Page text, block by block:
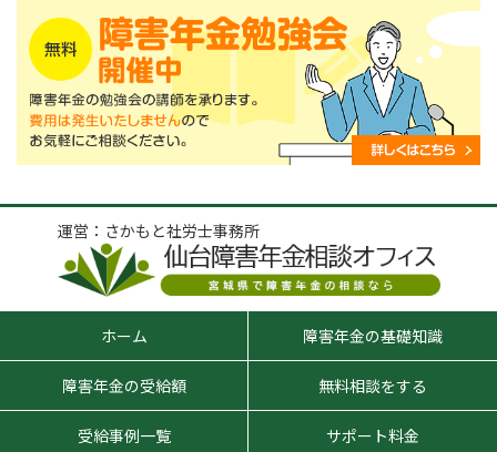
運営：さかもと社労士事務所
ホーム 障害年金の基礎知識
障害年金の受給額 無料相談をする
受給事例一覧 サポート料金